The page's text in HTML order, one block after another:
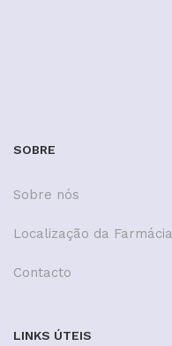
SOBRE
Sobre nós
Localização da Farmácia
Contacto
LINKS ÚTEIS